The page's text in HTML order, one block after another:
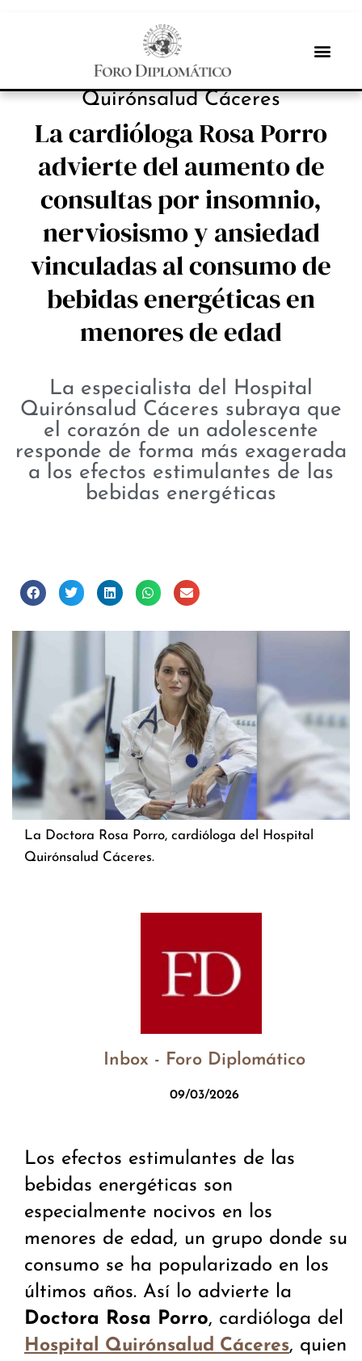
INBOX INTERNACIONAL
Quirónsalud Cáceres
La cardióloga Rosa Porro
advierte del aumento de
consultas por insomnio,
nerviosismo y ansiedad
vinculadas al consumo de
bebidas energéticas en
menores de edad
La especialista del Hospital
Quirónsalud Cáceres subraya que
el corazón de un adolescente
responde de forma más exagerada
a los efectos estimulantes de las
bebidas energéticas
La Doctora Rosa Porro, cardióloga del Hospital
Quirónsalud Cáceres.
Inbox - Foro Diplomático
09/03/2026
Los efectos estimulantes de las
bebidas energéticas son
especialmente nocivos en los
menores de edad, un grupo donde su
consumo se ha popularizado en los
últimos años. Así lo advierte la
Doctora Rosa Porro, cardióloga del
Hospital Quirónsalud Cáceres, quien